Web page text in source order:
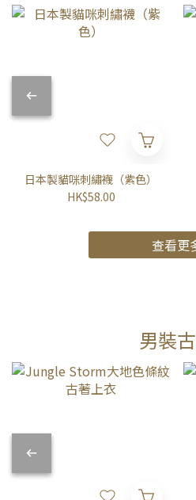
日本製貓咪刺繡襪（紫色）
HK$58.00
查看更
男裝